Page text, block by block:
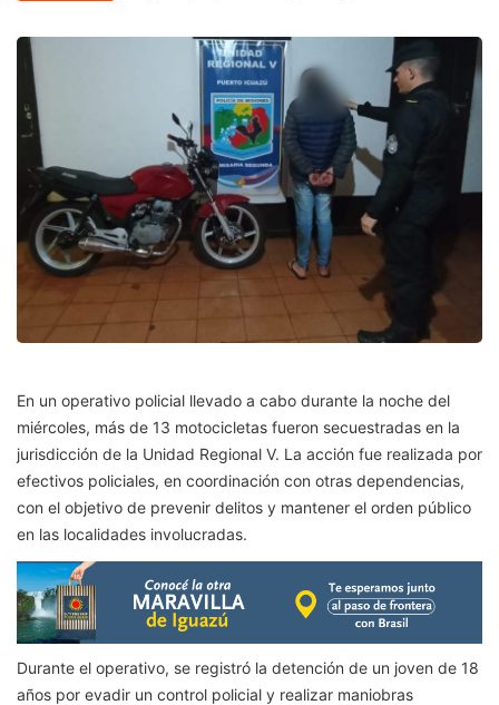
En un operativo policial llevado a cabo durante la noche del
miércoles, más de 13 motocicletas fueron secuestradas en la
jurisdicción de la Unidad Regional V. La acción fue realizada por
efectivos policiales, en coordinación con otras dependencias,
con el objetivo de prevenir delitos y mantener el orden público
en las localidades involucradas.
Durante el operativo, se registró la detención de un joven de 18
años por evadir un control policial y realizar maniobras